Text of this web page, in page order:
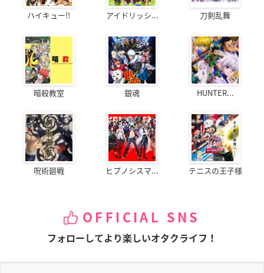
ハイキュー!! アイドリッシ... 刀剣乱舞
暗殺教室 銀魂 HUNTER...
呪術廻戦 ヒプノシスマ... テニスの王子様
OFFICIAL SNS
フォローしてより楽しいオタクライフ！